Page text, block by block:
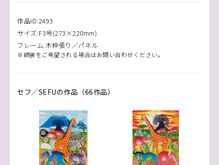
作品ID:2493
サイズ:F3号(273×220mm)
フレーム:木枠張り／パネル
※額装をご希望される場合はお問い合わせください。
セフ／SEFUの作品（66作品）